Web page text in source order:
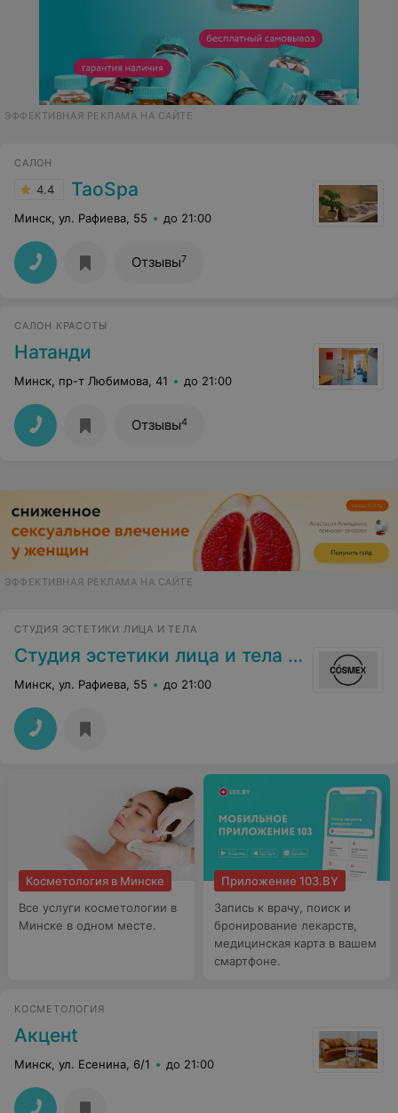
ЭФФЕКТИВНАЯ РЕКЛАМА НА САЙТЕ
CАЛОН
4.4 TaoSpa
Минск, ул. Рафиева, 55 до 21:00
Отзывы7
САЛОН КРАСОТЫ
Натанди
Минск, пр-т Любимова, 41 до 21:00
Отзывы4
ЭФФЕКТИВНАЯ РЕКЛАМА НА САЙТЕ
СТУДИЯ ЭСТЕТИКИ ЛИЦА И ТЕЛА
Студия эстетики лица и тела «Cosmex»
Минск, ул. Рафиева, 55 до 21:00
Косметология в Минске
Все услуги косметологии в
Минске в одном месте.
Приложение 103.BY
Запись к врачу, поиск и
бронирование лекарств,
медицинская карта в вашем
смартфоне.
КОСМЕТОЛОГИЯ
Акценt
Минск, ул. Есенина, 6/1 до 21:00